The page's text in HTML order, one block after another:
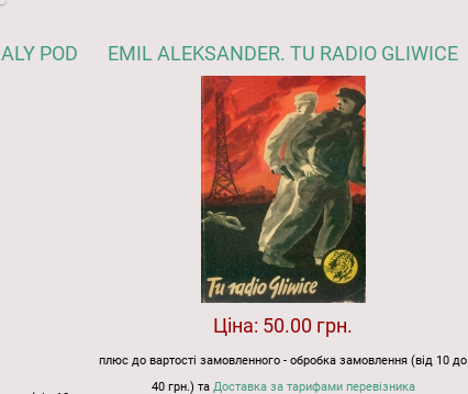
POD
EMIL ALEKSANDER. TU RADIO GLIWICE
Ціна: 50.00 грн.
плюс до вартості замовленного - обробка замовлення (від 10 до
40 грн.) та Доставка за тарифами перевізника